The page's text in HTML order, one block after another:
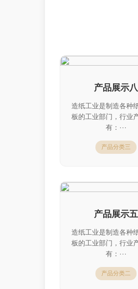
产品展示八
造纸工业是制造各种
板的工业部门，行业
有：···
产品分类三
产品展示五
造纸工业是制造各种
板的工业部门，行业
有：···
产品分类二